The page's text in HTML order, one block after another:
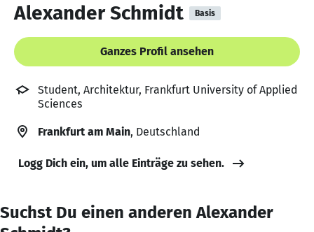
Alexander Schmidt Basis
Ganzes Profil ansehen
Student, Architektur, Frankfurt University of Applied
Sciences
Frankfurt am Main, Deutschland
Logg Dich ein, um alle Einträge zu sehen.
Suchst Du einen anderen Alexander